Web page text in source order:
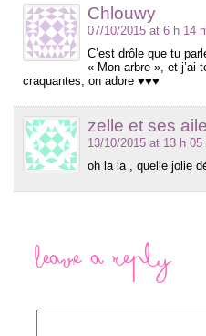
Chlouwy
07/10/2015 at 6 h 14
C’est drôle que tu
« Mon arbre », et j’ai
craquantes, on adore ♥♥♥
zelle et ses
13/10/2015 at 13 h 05
oh la la , quelle jolie
Leave a Reply